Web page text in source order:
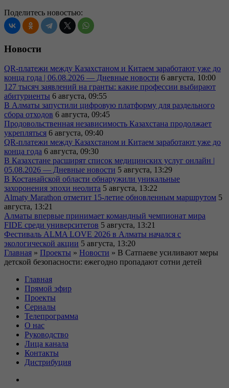
Поделитесь новостью:
Новости
QR-платежи между Казахстаном и Китаем заработают уже до
конца года | 06.08.2026 — Дневные новости 6 августа, 10:00
127 тысяч заявлений на гранты: какие профессии выбирают
абитуриенты 6 августа, 09:55
В Алматы запустили цифровую платформу для раздельного
сбора отходов 6 августа, 09:45
Продовольственная независимость Казахстана продолжает
укрепляться 6 августа, 09:40
QR-платежи между Казахстаном и Китаем заработают уже до
конца года 6 августа, 09:30
В Казахстане расширят список медицинских услуг онлайн |
05.08.2026 — Дневные новости 5 августа, 13:29
В Костанайской области обнаружили уникальные
захоронения эпохи неолита 5 августа, 13:22
Almaty Marathon отметит 15-летие обновленным маршрутом 5
августа, 13:21
Алматы впервые принимает командный чемпионат мира
FIDE среди университетов 5 августа, 13:21
Фестиваль ALMA LOVE 2026 в Алматы начался с
экологической акции 5 августа, 13:20
Главная » Проекты » Новости » В Сатпаеве усиливают меры
детской безопасности: ежегодно пропадают сотни детей
Главная
Прямой эфир
Проекты
Сериалы
Телепрограмма
О нас
Руководство
Лица канала
Контакты
Дистрибуция